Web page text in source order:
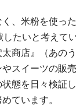
、米粉を使っ
したいと考えて
商店』（あの
スイーツの販
態を日々検証
ています。